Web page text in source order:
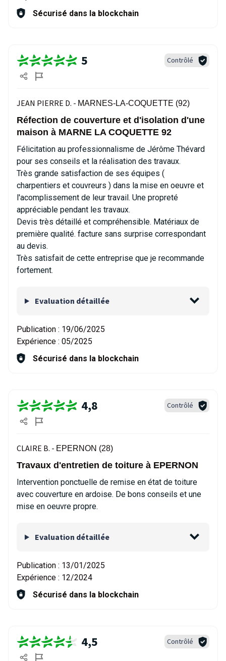
Sécurisé dans la blockchain
5 Contrôlé
JEAN PIERRE D. - MARNES-LA-COQUETTE (92)
Réfection de couverture et d'isolation d'une
maison à MARNE LA COQUETTE 92
Félicitation au professionnalisme de Jérôme Thévard
pour ses conseils et la réalisation des travaux.
Très grande satisfaction de ses équipes (
charpentiers et couvreurs ) dans la mise en oeuvre et
l'acomplissement de leur travail. Une propreté
appréciable pendant les travaux.
Devis très détaillé et compréhensible. Matériaux de
première qualité. facture sans surprise correspondant
au devis.
Très satisfait de cette entreprise que je recommande
fortement.
Evaluation détaillée
Publication : 19/06/2025
Expérience : 05/2025
Sécurisé dans la blockchain
4,8 Contrôlé
CLAIRE B. - EPERNON (28)
Travaux d'entretien de toiture à EPERNON
Intervention ponctuelle de remise en état de toiture
avec couverture en ardoise. De bons conseils et une
mise en oeuvre propre.
Evaluation détaillée
Publication : 13/01/2025
Expérience : 12/2024
Sécurisé dans la blockchain
4,5 Contrôlé